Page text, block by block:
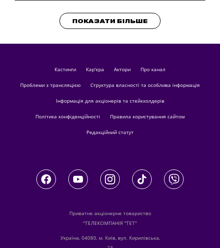
ПОКАЗАТИ БІЛЬШЕ
кастинги Кар'єра актори Про канал
Проблеми з трансляцією Структура власності та особлива інформація
Інформація для акціонерів та стейкхолдерів
Політика конфіденційності Правила користування сайтом
Редакційний статут
Приватне акціонерне товариство
"ТЕЛЕКОМПАНІЯ "ТЕТ"
Україна, 04080, м. Київ, вул. Кирилівська,